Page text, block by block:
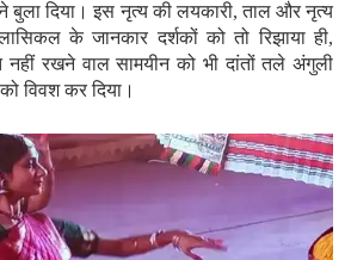
बुला दिया। इस नृत्य की लयकारी, ताल और नृत्य
के जानकार दर्शकों को तो रिझाया ही,
नहीं रखने वाल सामयीन को भी दांतों तले अंगुली
विवश कर दिया।